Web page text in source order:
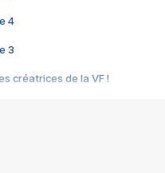
4
3
créatrices de la VF !